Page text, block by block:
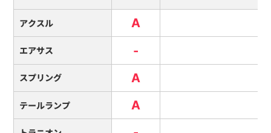
アクスル A
エアサス -
スプリング A
テールランプ A